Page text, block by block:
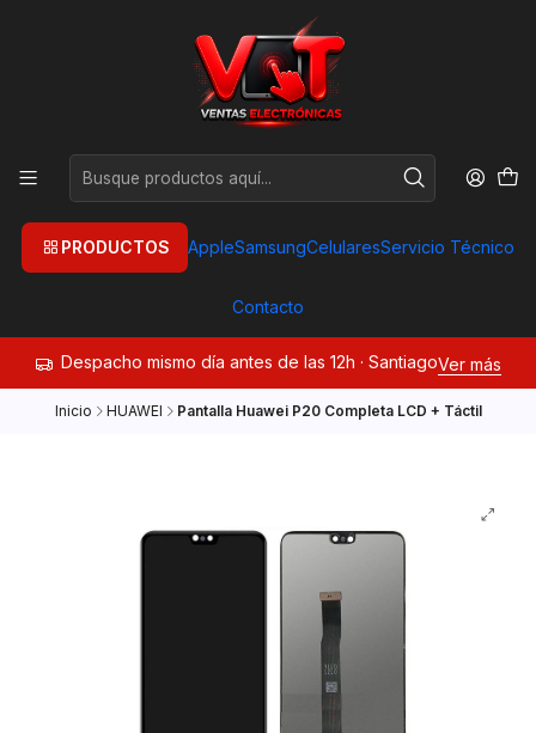
PRODUCTOS AppleSamsungCelularesServicio Técnico
Contacto
Despacho mismo día antes de las 12h · SantiagoVer más
Inicio HUAWEI Pantalla Huawei P20 Completa LCD + Táctil